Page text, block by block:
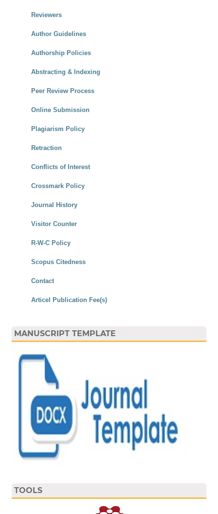
Reviewers
Author Guidelines
Authorship Policies
Abstracting & Indexing
Peer Review Process
Online Submission
Plagiarism Policy
Retraction
Conflicts of Interest
Crossmark Policy
Journal History
Visitor Counter
R-W-C Policy
Scopus Citedness
Contact
Articel Publication Fee(s)
MANUSCRIPT TEMPLATE
TOOLS